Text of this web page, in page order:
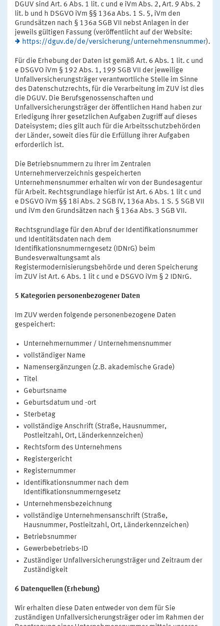
DGUV sind Art. 6 Abs. 1 lit. c und e iVm Abs. 2, Art. 9 Abs. 2
lit. b und h DSGVO iVm §§ 136a Abs. 1 S. 5, iVm den
Grundsätzen nach § 136a SGB VII nebst Anlagen in der
jeweils gültigen Fassung (veröffentlicht auf der Website:
https://dguv.de/de/versicherung/unternehmensnummer).
Für die Erhebung der Daten ist gemäß Art. 6 Abs. 1 lit. c und
e DSGVO iVm § 192 Abs. 1, 199 SGB VII der jeweilige
Unfallversicherungsträger verantwortliche Stelle im Sinne
des Datenschutzrechts, für die Verarbeitung im ZUV ist dies
die DGUV. Die Berufsgenossenschaften und
Unfallversicherungsträger der öffentlichen Hand haben zur
Erledigung ihrer gesetzlichen Aufgaben Zugriff auf dieses
Dateisystem; dies gilt auch für die Arbeitsschutzbehörden
der Länder, soweit dies für die Erfüllung ihrer Aufgaben
erforderlich ist.
Die Betriebsnummern zu Ihrer im Zentralen
Unternehmerverzeichnis gespeicherten
Unternehmensnummer erhalten wir von der Bundesagentur
für Arbeit. Rechtsgrundlage hierfür ist Art. 6 Abs. 1 lit c und
e DSGVO iVm §§ 18i Abs. 2 SGB IV, 136a Abs. 1 S. 5 SGB VII
und iVm den Grundsätzen nach § 136a Abs. 3 SGB VII.
Rechtsgrundlage für den Abruf der Identifikationsnummer
und Identitätsdaten nach dem
Identifikationsnummerngesetz (IDNrG) beim
Bundesverwaltungsamt als
Registermodernisierungsbehörde und deren Speicherung
im ZUV ist Art. 6 Abs. 1 lit c und e DSGVO iVm § 2 IDNrG.
5 Kategorien personenbezogener Daten
Im ZUV werden folgende personenbezogene Daten
gespeichert:
Unternehmernummer / Unternehmensnummer
vollständiger Name
Namensergänzungen (z.B. akademische Grade)
Titel
Geburtsname
Geburtsdatum und -ort
Sterbetag
vollständige Anschrift (Straße, Hausnummer,
Postleitzahl, Ort, Länderkennzeichen)
Rechtsform des Unternehmens
Registergericht
Registernummer
Identifikationsnummer nach dem
Identifikationsnummerngesetz
Unternehmensbezeichnung
vollständige Unternehmensanschrift (Straße,
Hausnummer, Postleitzahl, Ort, Länderkennzeichen)
Betriebsnummer
Gewerbebetriebs-ID
Zuständiger Unfallversicherungsträger und Zeitraum der
Zuständigkeit
6 Datenquellen (Erhebung)
Wir erhalten diese Daten entweder von dem für Sie
zuständigen Unfallversicherungsträger oder im Rahmen der